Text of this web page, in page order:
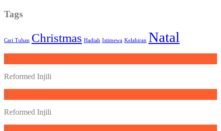
Tags
Cari Tuhan Christmas Hadiah Istimewa Kelahiran Natal
Reformed Injili
Reformed Injili